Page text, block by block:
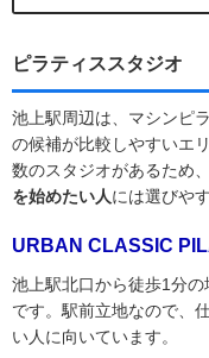
ピラティススタジオ
池上駅周辺は、マシンピ
の候補が比較しやすいエ
数のスタジオがあるため、
を始めたい人には選びや
URBAN CLASSIC
池上駅北口から徒歩1分
です。駅前立地なので、
い人に向いています。